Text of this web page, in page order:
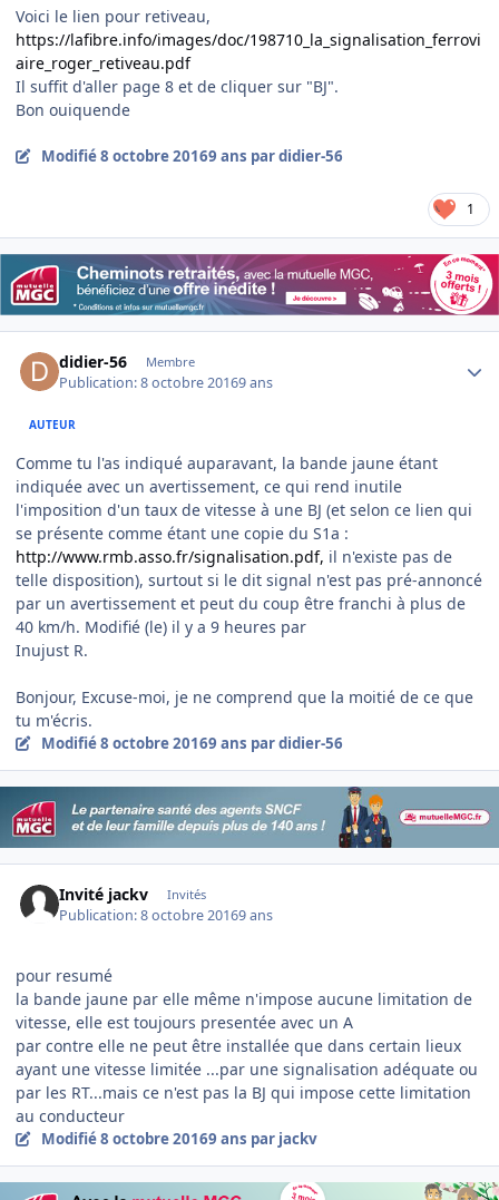
Voici le lien pour retiveau,
https://lafibre.info/images/doc/198710_la_signalisation_ferrovi
aire_roger_retiveau.pdf
Il suffit d'aller page 8 et de cliquer sur "BJ".
Bon ouiquende
Modifié8 octobre 20169 ans par didier-56
1
didier-56 Membre
Publication:8 octobre 20169 ans
AUTEUR
Comme tu l'as indiqué auparavant, la bande jaune étant
indiquée avec un avertissement, ce qui rend inutile
l'imposition d'un taux de vitesse à une BJ (et selon ce lien qui
se présente comme étant une copie du S1a :
http://www.rmb.asso.fr/signalisation.pdf, il n'existe pas de
telle disposition), surtout si le dit signal n'est pas pré-annoncé
par un avertissement et peut du coup être franchi à plus de
40 km/h. Modifié (le) il y a 9 heures par
Inujust R.
Bonjour, Excuse-moi, je ne comprend que la moitié de ce que
tu m'écris.
Modifié8 octobre 20169 ans par didier-56
Invité jackv Invités
Publication:8 octobre 20169 ans
pour resumé
la bande jaune par elle même n'impose aucune limitation de
vitesse, elle est toujours presentée avec un A
par contre elle ne peut être installée que dans certain lieux
ayant une vitesse limitée ...par une signalisation adéquate ou
par les RT...mais ce n'est pas la BJ qui impose cette limitation
au conducteur
Modifié8 octobre 20169 ans par jackv